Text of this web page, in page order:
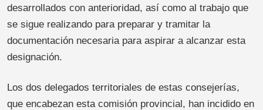
desarrollados con anterioridad, así como al trabajo que
se sigue realizando para preparar y tramitar la
documentación necesaria para aspirar a alcanzar esta
designación.
Los dos delegados territoriales de estas consejerías,
que encabezan esta comisión provincial, han incidido en